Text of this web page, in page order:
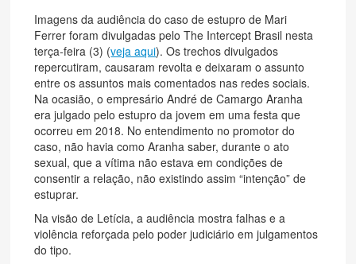
Imagens da audiência do caso de estupro de Mari
Ferrer foram divulgadas pelo The Intercept Brasil nesta
terça-feira (3) (veja aqui). Os trechos divulgados
repercutiram, causaram revolta e deixaram o assunto
entre os assuntos mais comentados nas redes sociais.
Na ocasião, o empresário André de Camargo Aranha
era julgado pelo estupro da jovem em uma festa que
ocorreu em 2018. No entendimento no promotor do
caso, não havia como Aranha saber, durante o ato
sexual, que a vítima não estava em condições de
consentir a relação, não existindo assim “intenção” de
estuprar.
Na visão de Letícia, a audiência mostra falhas e a
violência reforçada pelo poder judiciário em julgamentos
do tipo.